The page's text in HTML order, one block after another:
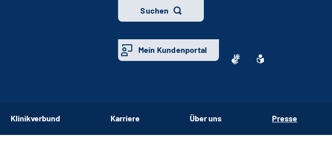
Suchen
Mein Kundenportal
Klinikverbund Karriere Über uns Presse